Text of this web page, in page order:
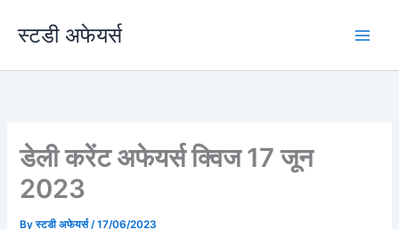
स्टडी अफेयर्स
डेली करेंट अफेयर्स क्विज 17 जून
2023
Byस्टडी अफेयर्स/17/06/2023